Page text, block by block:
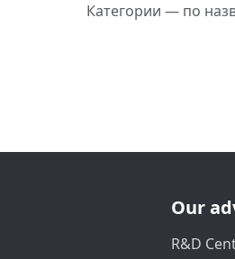
Категории — по
Our
R&D